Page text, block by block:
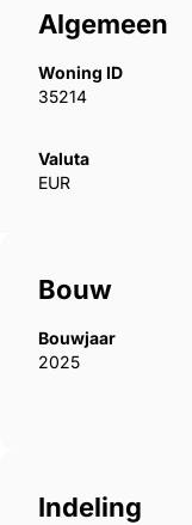
Algemeen
Woning ID
35214
Valuta
EUR
Bouw
Bouwjaar
2025
Indeling